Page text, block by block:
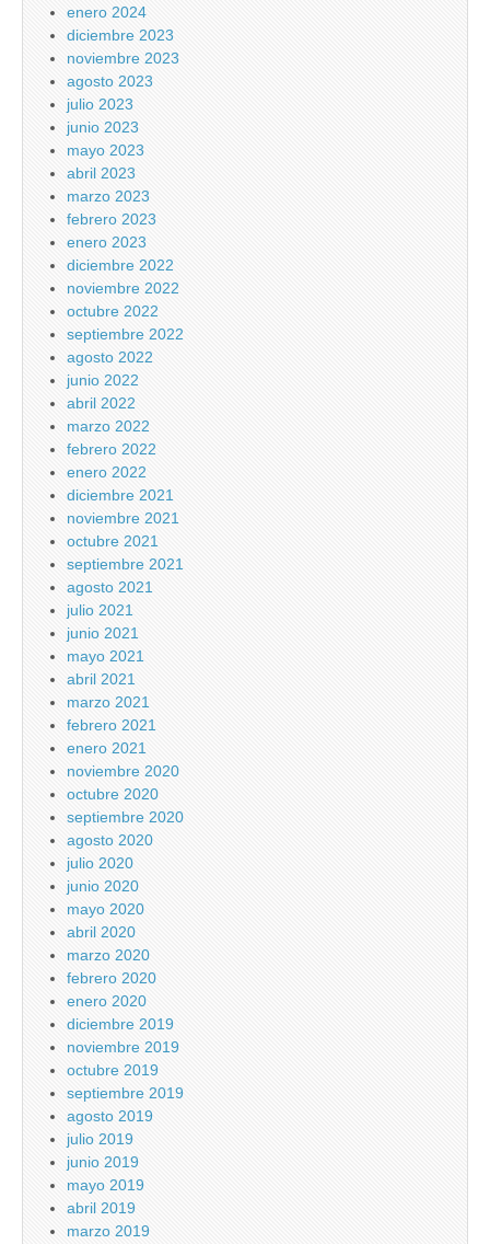
enero 2024
diciembre 2023
noviembre 2023
agosto 2023
julio 2023
junio 2023
mayo 2023
abril 2023
marzo 2023
febrero 2023
enero 2023
diciembre 2022
noviembre 2022
octubre 2022
septiembre 2022
agosto 2022
junio 2022
abril 2022
marzo 2022
febrero 2022
enero 2022
diciembre 2021
noviembre 2021
octubre 2021
septiembre 2021
agosto 2021
julio 2021
junio 2021
mayo 2021
abril 2021
marzo 2021
febrero 2021
enero 2021
noviembre 2020
octubre 2020
septiembre 2020
agosto 2020
julio 2020
junio 2020
mayo 2020
abril 2020
marzo 2020
febrero 2020
enero 2020
diciembre 2019
noviembre 2019
octubre 2019
septiembre 2019
agosto 2019
julio 2019
junio 2019
mayo 2019
abril 2019
marzo 2019